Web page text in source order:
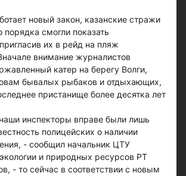
новый закон, казанские стражи
порядка смогли показать
их в рейд на пляж
внимание журналистов
катер на берегу Волги,
бывалых рыбаков и отдыхающих,
пристанище более десятка лет
инспекторы вправе были лишь
полицейских о наличии
- сообщил начальник ЦТУ
и природных ресурсов РТ
- то сейчас в соответствии с новым